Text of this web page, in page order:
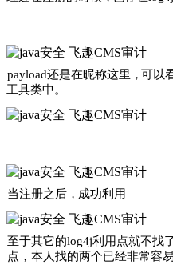
payload还是在昵称这里 ， 可以
工具类中 。
当注册之后， 成功利用
至于其它的log4j利用点就不找
点 ，本人找的两个已经非常容